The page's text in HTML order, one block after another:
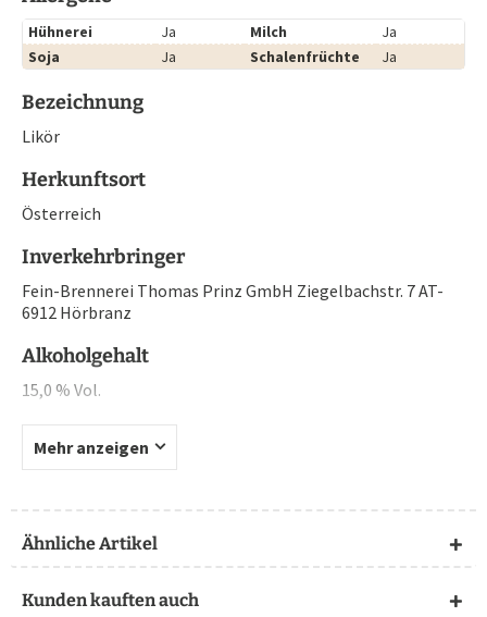
Hühnerei Ja Milch
Ja
Soja
Ja Schalenfrüchte Ja
Bezeichnung
Likör
Herkunftsort
Österreich
Inverkehrbringer
Fein-Brennerei Thomas Prinz GmbH Ziegelbachstr. 7 AT-
6912 Hörbranz
Alkoholgehalt
15,0 % Vol.
Mehr anzeigen
Ähnliche Artikel
Kunden kauften auch